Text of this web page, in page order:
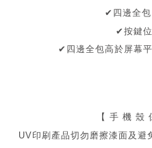
✔四邊全包
✔按鍵
✔ 四邊全包高於屏幕
【 手 機 殼
UV印刷產品切勿磨擦漆面及 避